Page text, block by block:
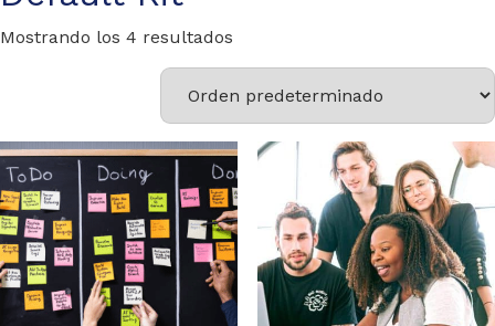
Mostrando los 4 resultados